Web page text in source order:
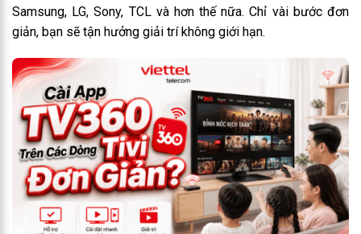
Samsung, LG, Sony, TCL và hơn thế nữa. Chỉ vài bước đơn
giản, bạn sẽ tận hưởng giải trí không giới hạn.